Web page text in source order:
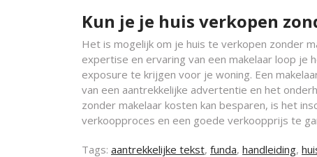
Kun je je huis verkopen
Het is mogelijk om je huis te verkopen zonder
expertise en ervaring van een makelaar loop
exposure te krijgen voor je woning. Een
van een aantrekkelijke advertentie en het
zonder makelaar kosten kan besparen, is het
verkoopproces en een goede verkoopprijs te
Tags: aantrekkelijke tekst, funda, handleiding,